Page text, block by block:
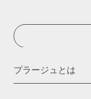
プラージュとは